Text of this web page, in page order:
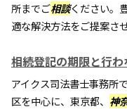
所までご相談ください。
適な解決方法をご提案さ
相続登記の期限と行
アイクス司法書士事務所
区を中心に、東京都、 神